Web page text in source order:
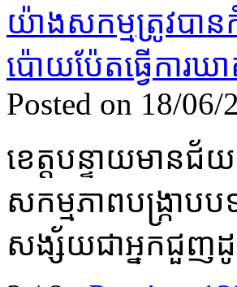
Posted on 18/06/
ខេត្ត​បន្ទាយមានជ័
សកម្មភាព​បង្ក្រា
សង្ស័យ​ជា​អ្នក​ជួញ